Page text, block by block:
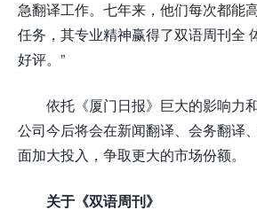
急翻译工作。七年来，他们每次都能
任务，其专业精神赢得了双语周刊全
好评。”
依托《厦门日报》巨大的影响力
公司今后将会在新闻翻译、会务翻译
面加大投入，争取更大的市场份额。
关于《双语周刊》